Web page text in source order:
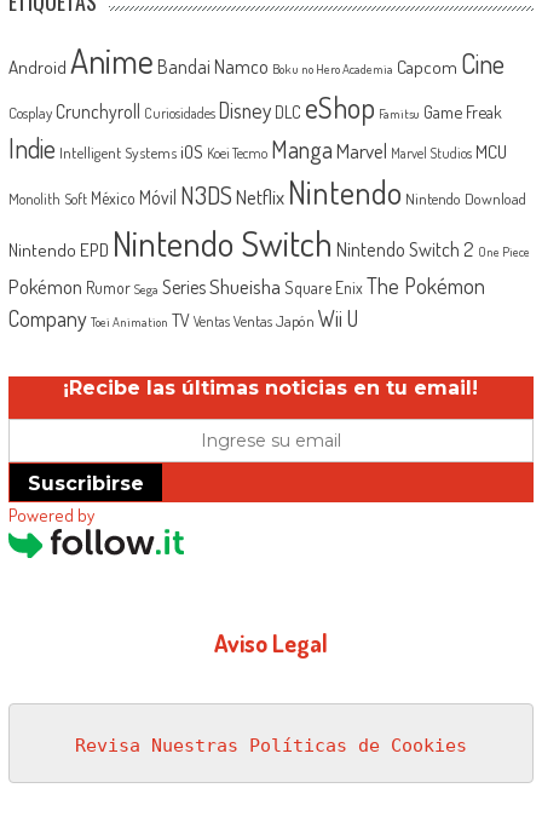
Android Anime Bandai Namco Boku no Hero Academia Capcom Cine
Cosplay Crunchyroll Curiosidades Disney DLC eShop Famitsu Game Freak
Indie Intelligent Systems iOS Koei Tecmo MangaMarvel Marvel Studios MCU
Monolith Soft México Móvil N3DSNetflix Nintendo Nintendo Download
Nintendo EPD Nintendo Switch Nintendo Switch 2 One Piece
Pokémon Rumor Sega SeriesShueisha Square EnixThe Pokémon
Company Toei Animation TV Ventas Ventas Japón Wii U
¡Recibe las últimas noticias en tu email!
Suscribirse
Powered by
Aviso Legal
Revisa Nuestras Políticas de Cookies